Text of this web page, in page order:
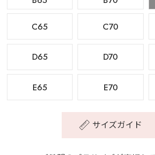
C65 C70
D65 D70
E65 E70
サイズガイド